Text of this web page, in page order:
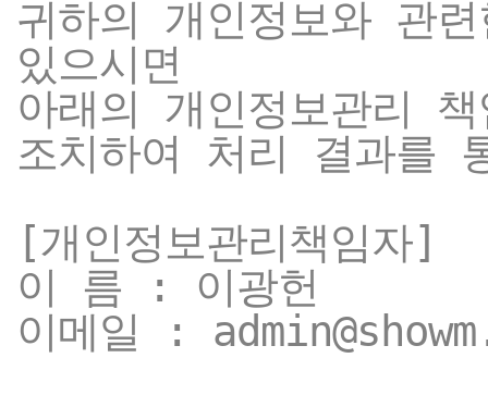
귀하의 개인정보와 관
있으시면
아래의 개인정보관리
조치하여 처리 결과를
[개인정보관리책임자]
이 름 : 이광헌
이메일 :